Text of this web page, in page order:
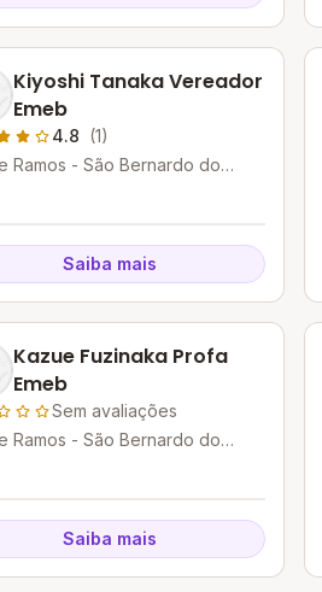
Kiyoshi Tanaka Vereador
Emeb
4.8 (1)
Ramos - São Bernardo do
Saiba mais
Kazue Fuzinaka Profa
Emeb
Sem avaliações
Ramos - São Bernardo do
Saiba mais